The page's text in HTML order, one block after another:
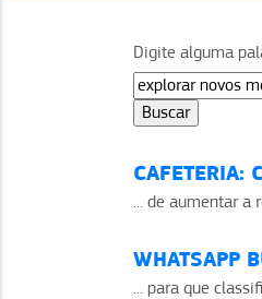
Digite alguma
CAFETERIA:
... de aumentar
WHATSAPP
... para que